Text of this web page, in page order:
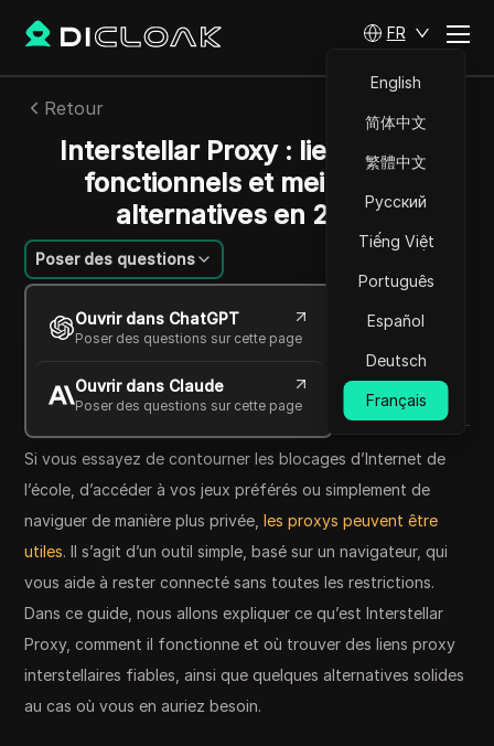
FR
English
简体中文
繁體中文
Русский
Tiếng Việt
Português
Español
Deutsch
Français
Retour
Interstellar Proxy : liens proxy
fonctionnels et meilleures
alternatives en 2025
Poser des questions
Ouvrir dans ChatGPT
Poser des questions sur cette page
Ouvrir dans Claude
Poser des questions sur cette page
Charles Martinez
24 avr. 2025 4 min de lecture
Copy Link
Si vous essayez de contourner les blocages d’Internet de
l’école, d’accéder à vos jeux préférés ou simplement de
naviguer de manière plus privée,les proxys peuvent être
utiles. Il s’agit d’un outil simple, basé sur un navigateur, qui
vous aide à rester connecté sans toutes les restrictions.
Dans ce guide, nous allons expliquer ce qu’est Interstellar
Proxy, comment il fonctionne et où trouver des liens proxy
interstellaires fiables, ainsi que quelques alternatives solides
au cas où vous en auriez besoin.